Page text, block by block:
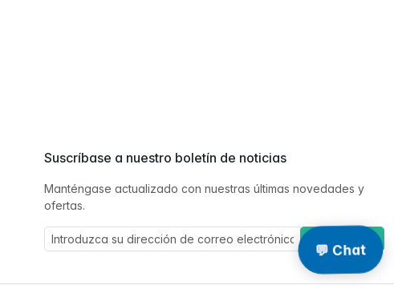
Suscríbase a nuestro boletín de noticias
Manténgase actualizado con nuestras últimas novedades y
ofertas.
💬 Chat